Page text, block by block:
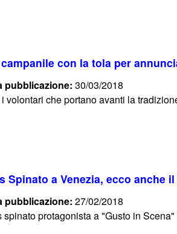
con la tola per
pubblicazione:30/03/2018
volontari che portano avanti la
Spinato a Venezia, ecco anche
pubblicazione:27/02/2018
spinato protagonista a "Gusto in